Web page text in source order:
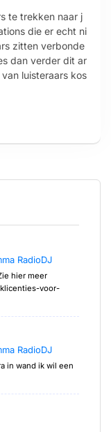
te trekken naar j
die er echt ni
zitten verbonde
dan verder dit ar
luisteraars kos
RadioDJ
hier meer
voor-
RadioDJ
in wand ik wil een